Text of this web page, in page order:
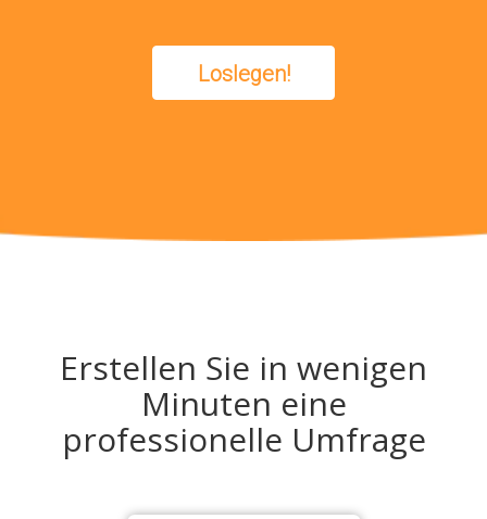
Loslegen!
Erstellen Sie in wenigen
Minuten eine
professionelle Umfrage